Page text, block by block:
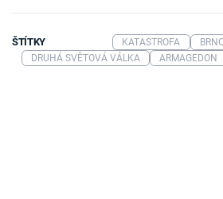
ŠTÍTKY KATASTROFA
DRUHÁ SVĚTOVÁ VÁLKA
ARMAGEDON